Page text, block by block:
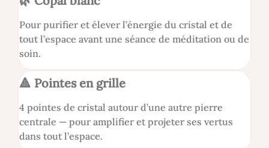
Pour purifier et élever l’énergie du cristal et de
tout l’espace avant une séance de méditation ou de
soin.
🔺 Pointes en grille
4 pointes de cristal autour d’une autre pierre
centrale — pour amplifier et projeter ses vertus
dans tout l’espace.